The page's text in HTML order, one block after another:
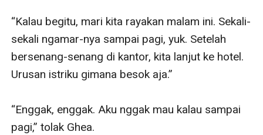
“Kalau begitu, mari kita rayakan malam ini. Sekali-
sekali ngamar-nya sampai pagi, yuk. Setelah
bersenang-senang di kantor, kita lanjut ke hotel.
Urusan istriku gimana besok aja.”
“Enggak, enggak. Aku nggak mau kalau sampai
pagi,” tolak Ghea.